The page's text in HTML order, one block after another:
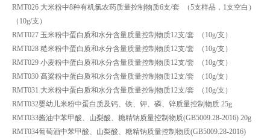
RMT026 大米粉中8种有机氯农药质量控制物质6支/套 （5支样品，1支空白）
（10g/支）
RMT027 玉米粉中蛋白质和水分含量质量控制物质12支/套 （10g/支）
RMT028 糙米粉中蛋白质和水分含量质量控制物质12支/套 （10g/支）
RMT029 小麦粉中蛋白质和水分含量质量控制物质12支/套 （10g/支）
RMT030 高粱粉中蛋白质和水分含量质量控制物质12支/套 （10g/支）
RMT031 大米粉中蛋白质和水分含量质量控制物质12支/套 （10g/支）
RMT032婴幼儿米粉中蛋白质及钙、铁、钾、磷、锌质量控制物质 25g
RMT033酱油中苯甲酸、山梨酸、糖精钠质量控制物质(GB5009.28-2016) 20g
RMT034葡萄酒中苯甲酸、山梨酸、糖精钠质量控制物质(GB5009.28-2016)